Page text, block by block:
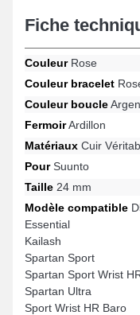
Fiche
CouleurRose
Couleur bracelet
Couleur boucle
FermoirArdillon
Matériaux Cuir
PourSuunto
Taille 24 mm
Modèle compatible
Essential
Kailash
Spartan Sport
Spartan Sport Wrist
Spartan Ultra
Sport Wrist HR Baro